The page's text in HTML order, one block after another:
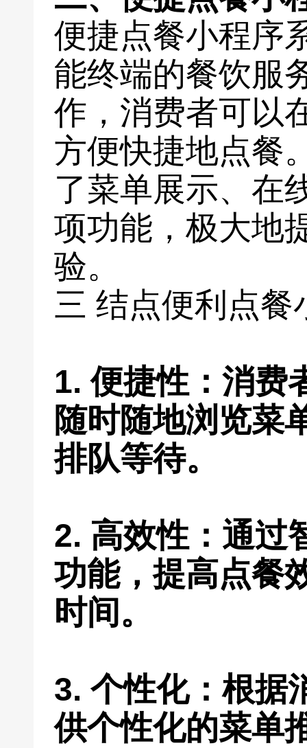
便捷点餐小程序
能终端的餐饮服
作，消费者可以
方便快捷地点餐
了菜单展示、在
项功能，极大地
验。
三 结点便利点
1. 便捷性：消费
随时随地浏览菜
排队等待。
2. 高效性：通过
功能，提高点餐
时间。
3. 个性化：根据
供个性化的菜单